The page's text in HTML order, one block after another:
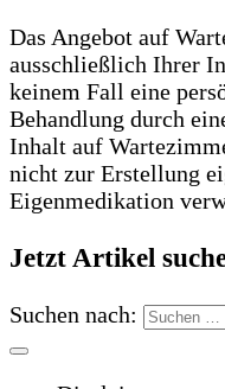
Das Angebot auf
ausschließlich Ihrer
keinem Fall eine
Behandlung durch
Inhalt auf
nicht zur Erstellung
Eigenmedikation
Jetzt Artikel
Suchen nach: